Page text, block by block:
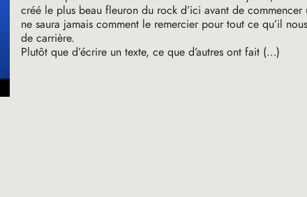
créé le plus beau fleuron du rock d’ici avant de
ne saura jamais comment le remercier pour tout ce qu’il
de carrière.
Plutôt que d’écrire un texte, ce que d’autres ont fait (…)